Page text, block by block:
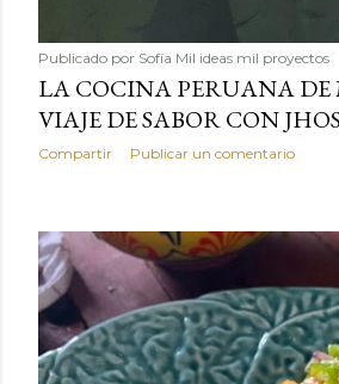
Publicado por Sofía Mil ideas mil proyectos
LA COCINA PERUANA
VIAJE DE SABOR CON
Compartir Publicar un comentario